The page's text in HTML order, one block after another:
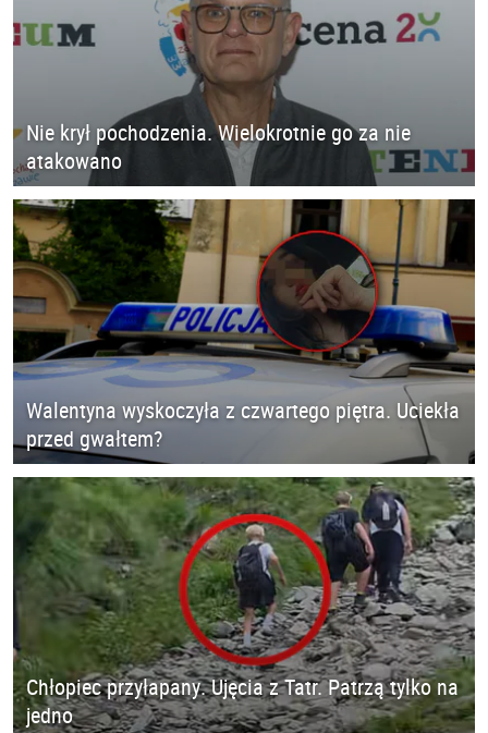
Nie krył pochodzenia. Wielokrotnie go za nie
atakowano
Walentyna wyskoczyła z czwartego piętra. Uciekła
przed gwałtem?
Chłopiec przyłapany. Ujęcia z Tatr. Patrzą tylko na
jedno